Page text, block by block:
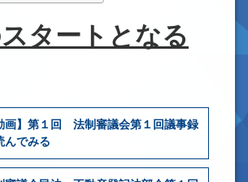
タートとなる
画】第１回 法制審議会第１回議事録
んでみる